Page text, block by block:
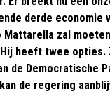
derde economie
Mattarella zal
heeft twee opties.
de Democratische
de regering